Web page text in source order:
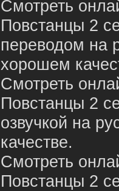
Смотреть
Повстанцы 2
переводом на
хорошем
Смотреть
Повстанцы 2
озвучкой на
качестве.
Смотреть
Повстанцы 2